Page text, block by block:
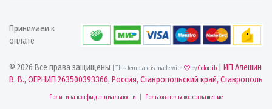
Принимаем к
оплате
© 2026 Все права защищены | This template is made with byColorlib
ИП Алешин
В. В., ОГРНИП 263500393366, Россия, Ставропольский край, Ставрополь
Политика конфиденциальности Пользовательское соглашение